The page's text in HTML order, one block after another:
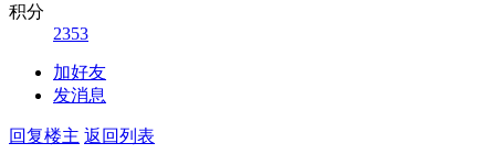
积分
2353
加好友
发消息
回复楼主 返回列表